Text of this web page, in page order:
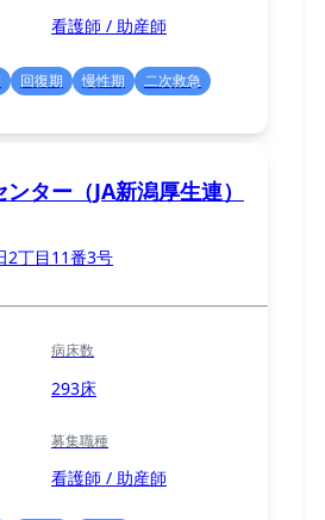
看護師 / 助産師
回復期 慢性期
二次救急
ター（JA新潟厚生連）
2丁目11番3号
病床数
293床
募集職種
看護師 / 助産師